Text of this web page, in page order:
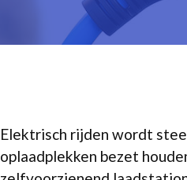
Elektrisch rijden wordt
oplaadplekken bezet